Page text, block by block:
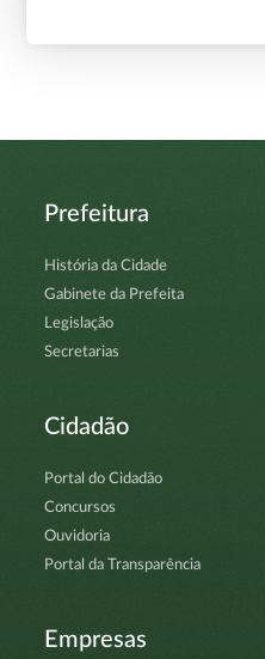
Prefeitura
História da Cidade
Gabinete da Prefeita
Legislação
Secretarias
Cidadão
Portal do Cidadão
Concursos
Ouvidoria
Portal da Transparência
Empresas